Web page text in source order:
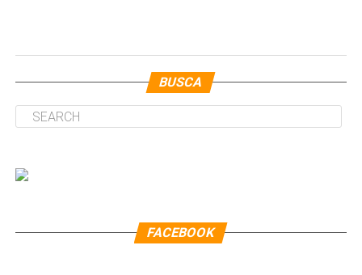
BUSCA
FACEBOOK